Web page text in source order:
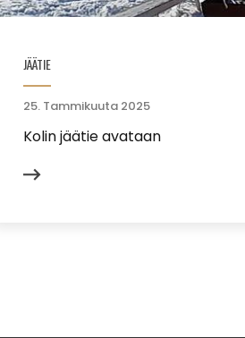
JÄÄTIE
25. Tammikuuta 2025
Kolin jäätie avataan